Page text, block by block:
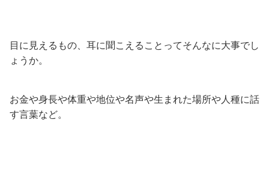
目に見えるもの、耳に聞こえることってそんなに大事でし
ょうか。
お金や身長や体重や地位や名声や生まれた場所や人種に話
す言葉など。